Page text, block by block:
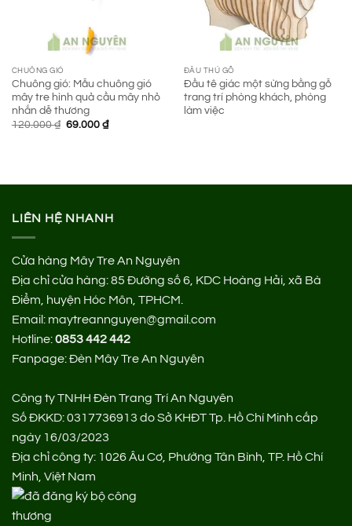
CHUÔNG GIÓ
Chuông gió: Mẫu chuông gió
mây tre hình quả cầu mây nhỏ
nhắn dễ thương
120.000₫ Giá
69.000 ₫Giá
ĐẦU THÚ GỖ
Đầu tê giác một sừng bằng gỗ
trang trí phòng khách, phòng
làm việc
LIÊN HỆ NHANH
Cửa hàng Mây Tre An Nguyên
Địa chỉ cửa hàng:85 Đường số 6, KDC Hoàng Hải, xã Bà
Điểm, huyện Hóc Môn, TPHCM.
Email: maytreannguyen@gmail.com
Hotline:0853 442 442
Fanpage:Đèn Mây Tre An Nguyên
Công ty TNHH Đèn Trang Trí An Nguyên
Số ĐKKD: 0317736913 do Sở KHĐT Tp. Hồ Chí Minh cấp
ngày 16/03/2023
Địa chỉ công ty: 1026 Âu Cơ, Phường Tân Bình, TP. Hồ Chí
Minh, Việt Nam